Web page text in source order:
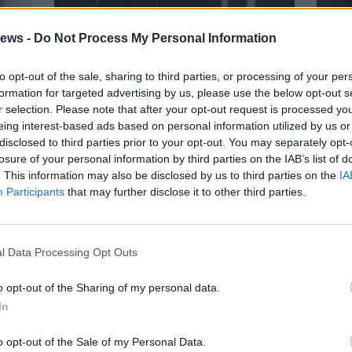
- Do Not Process My Personal Information
opt-out of the sale, sharing to third parties, or processing of your
for targeted advertising by us, please use the below opt-out
selection. Please note that after your opt-out request is processed
interest-based ads based on personal information utilized by us
to third parties prior to your opt-out. You may separately
of your personal information by third parties on the IAB’s list of
This information may also be disclosed by us to third parties on the
Participants that may further disclose it to other third parties.
Data Processing Opt Outs
opt-out of the Sharing of my personal data.
opt-out of the Sale of my Personal Data.
Luino, le elezioni e gli
scenari di governo della
città
Guarda l'archivio